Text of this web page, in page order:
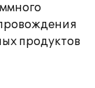
продуктов